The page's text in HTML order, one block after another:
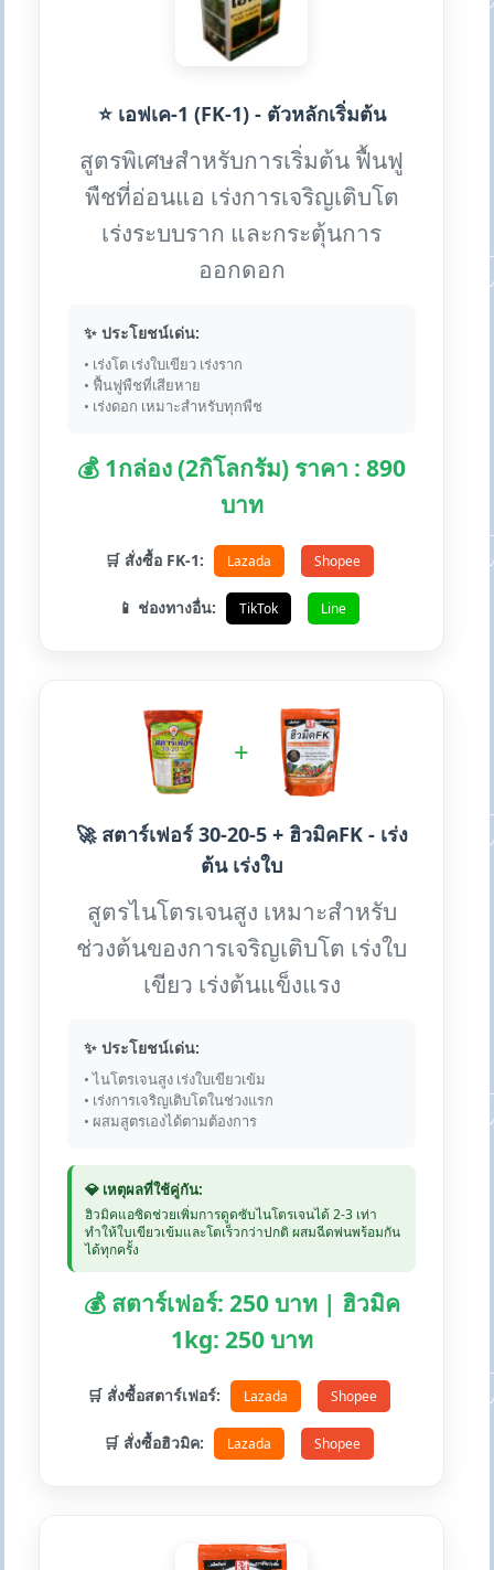
⭐ เอฟเค-1 (FK-1) - ตัวหลักเริ่มต้น
สูตรพิเศษสำหรับการเริ่มต้น ฟื้นฟู
พืชที่อ่อนแอ เร่งการเจริญเติบโต
เร่งระบบราก และกระตุ้นการ
ออกดอก
✨ ประโยชน์เด่น:
• เร่งโต เร่งใบเขียว เร่งราก
• ฟื้นฟูพืชที่เสียหาย
• เร่งดอก เหมาะสำหรับทุกพืช
💰 1กล่อง (2กิโลกรัม) ราคา : 890
บาท
🛒 สั่งซื้อ FK-1: Lazada Shopee
📱 ช่องทางอื่น: TikTok Line
+
🚀 สตาร์เฟอร์ 30-20-5 + ฮิวมิคFK - เร่ง
ต้น เร่งใบ
สูตรไนโตรเจนสูง เหมาะสำหรับ
ช่วงต้นของการเจริญเติบโต เร่งใบ
เขียว เร่งต้นแข็งแรง
✨ ประโยชน์เด่น:
• ไนโตรเจนสูง เร่งใบเขียวเข้ม
• เร่งการเจริญเติบโตในช่วงแรก
• ผสมสูตรเองได้ตามต้องการ
💎 เหตุผลที่ใช้คู่กัน:
ฮิวมิคแอซิดช่วยเพิ่มการดูดซับไนโตรเจนได้ 2-3 เท่า
ทำให้ใบเขียวเข้มและโตเร็วกว่าปกติ ผสมฉีดพ่นพร้อมกัน
ได้ทุกครั้ง
💰 สตาร์เฟอร์: 250 บาท | ฮิวมิค
1kg: 250 บาท
🛒 สั่งซื้อสตาร์เฟอร์: Lazada Shopee
🛒 สั่งซื้อฮิวมิค: Lazada Shopee